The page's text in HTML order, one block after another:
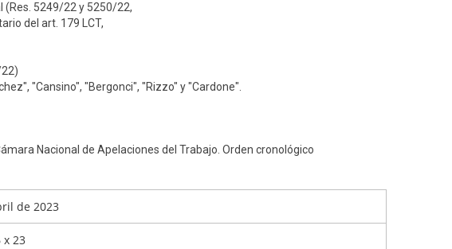
(Res. 5249/22 y 5250/22,
del art. 179 LCT,
"Cansino", "Bergonci", "Rizzo" y "Cardone".
Nacional de Apelaciones del Trabajo. Orden cronológico
de 2023
x 23